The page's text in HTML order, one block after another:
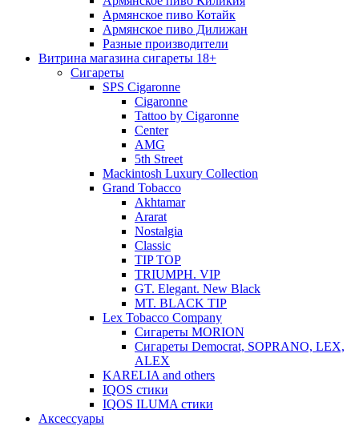
Армянское пиво Котайк
Армянское пиво Дилижан
Разные производители
Витрина магазина сигареты 18+
Cигареты
SPS Cigaronne
Сigaronne
Tattoo by Cigaronne
Center
AMG
5th Street
Mackintosh Luxury Collection
Grand Tobacco
Akhtamar
Ararat
Nostalgia
Classic
TIP TOP
TRIUMPH. VIP
GT. Elegant. New Black
MT. BLACK TIP
Lex Tobacco Company
Сигареты MORION
Сигареты Democrat, SOPRANO, LEX,
ALEX
KARELIA and others
IQOS стики
IQOS ILUMA стики
Аксессуары